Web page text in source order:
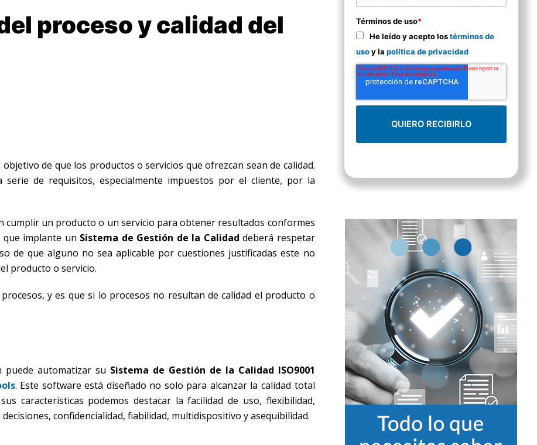
proceso y calidad del
de que los productos o servicios que ofrezcan sean de calidad.
de requisitos, especialmente impuestos por el cliente, por la
cumplir un producto o un servicio para obtener resultados conformes
implante un Sistema de Gestión de la Calidad deberá respetar
de que alguno no sea aplicable por cuestiones justificadas este no
producto o servicio.
y es que si lo procesos no resultan de calidad el producto o
puede automatizar su Sistema de Gestión de la Calidad ISO9001
. Este software está diseñado no solo para alcanzar la calidad total
características podemos destacar la facilidad de uso, flexibilidad,
confidencialidad, fiabilidad, multidispositivo y asequibilidad.
Términos de uso*
He leído y acepto lostérminos de
usoy la política de privacidad